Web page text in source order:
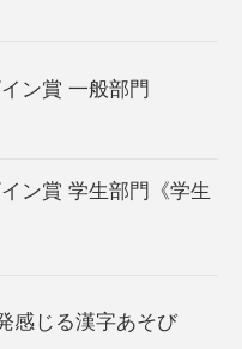
ン賞 一般部門
ン賞 学生部門《学生
感じる漢字あそび